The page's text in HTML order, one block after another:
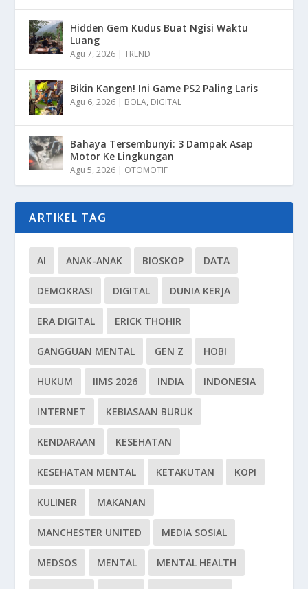
Hidden Gem Kudus Buat Ngisi Waktu
Luang
Agu 7, 2026 |TREND
Bikin Kangen! Ini Game PS2 Paling Laris
Agu 6, 2026 | BOLA, DIGITAL
Bahaya Tersembunyi: 3 Dampak Asap
Motor Ke Lingkungan
Agu 5, 2026 | OTOMOTIF
ARTIKEL TAG
AI ANAK-ANAK BIOSKOP DATA
DEMOKRASI DIGITAL DUNIA KERJA
ERA DIGITAL ERICK THOHIR
GANGGUAN MENTAL GEN Z HOBI
HUKUM IIMS 2026 INDIA INDONESIA
INTERNET KEBIASAAN BURUK
KENDARAAN KESEHATAN
KESEHATAN MENTAL KETAKUTAN KOPI
KULINER MAKANAN
MANCHESTER UNITED MEDIA SOSIAL
MEDSOS MENTAL MENTAL HEALTH